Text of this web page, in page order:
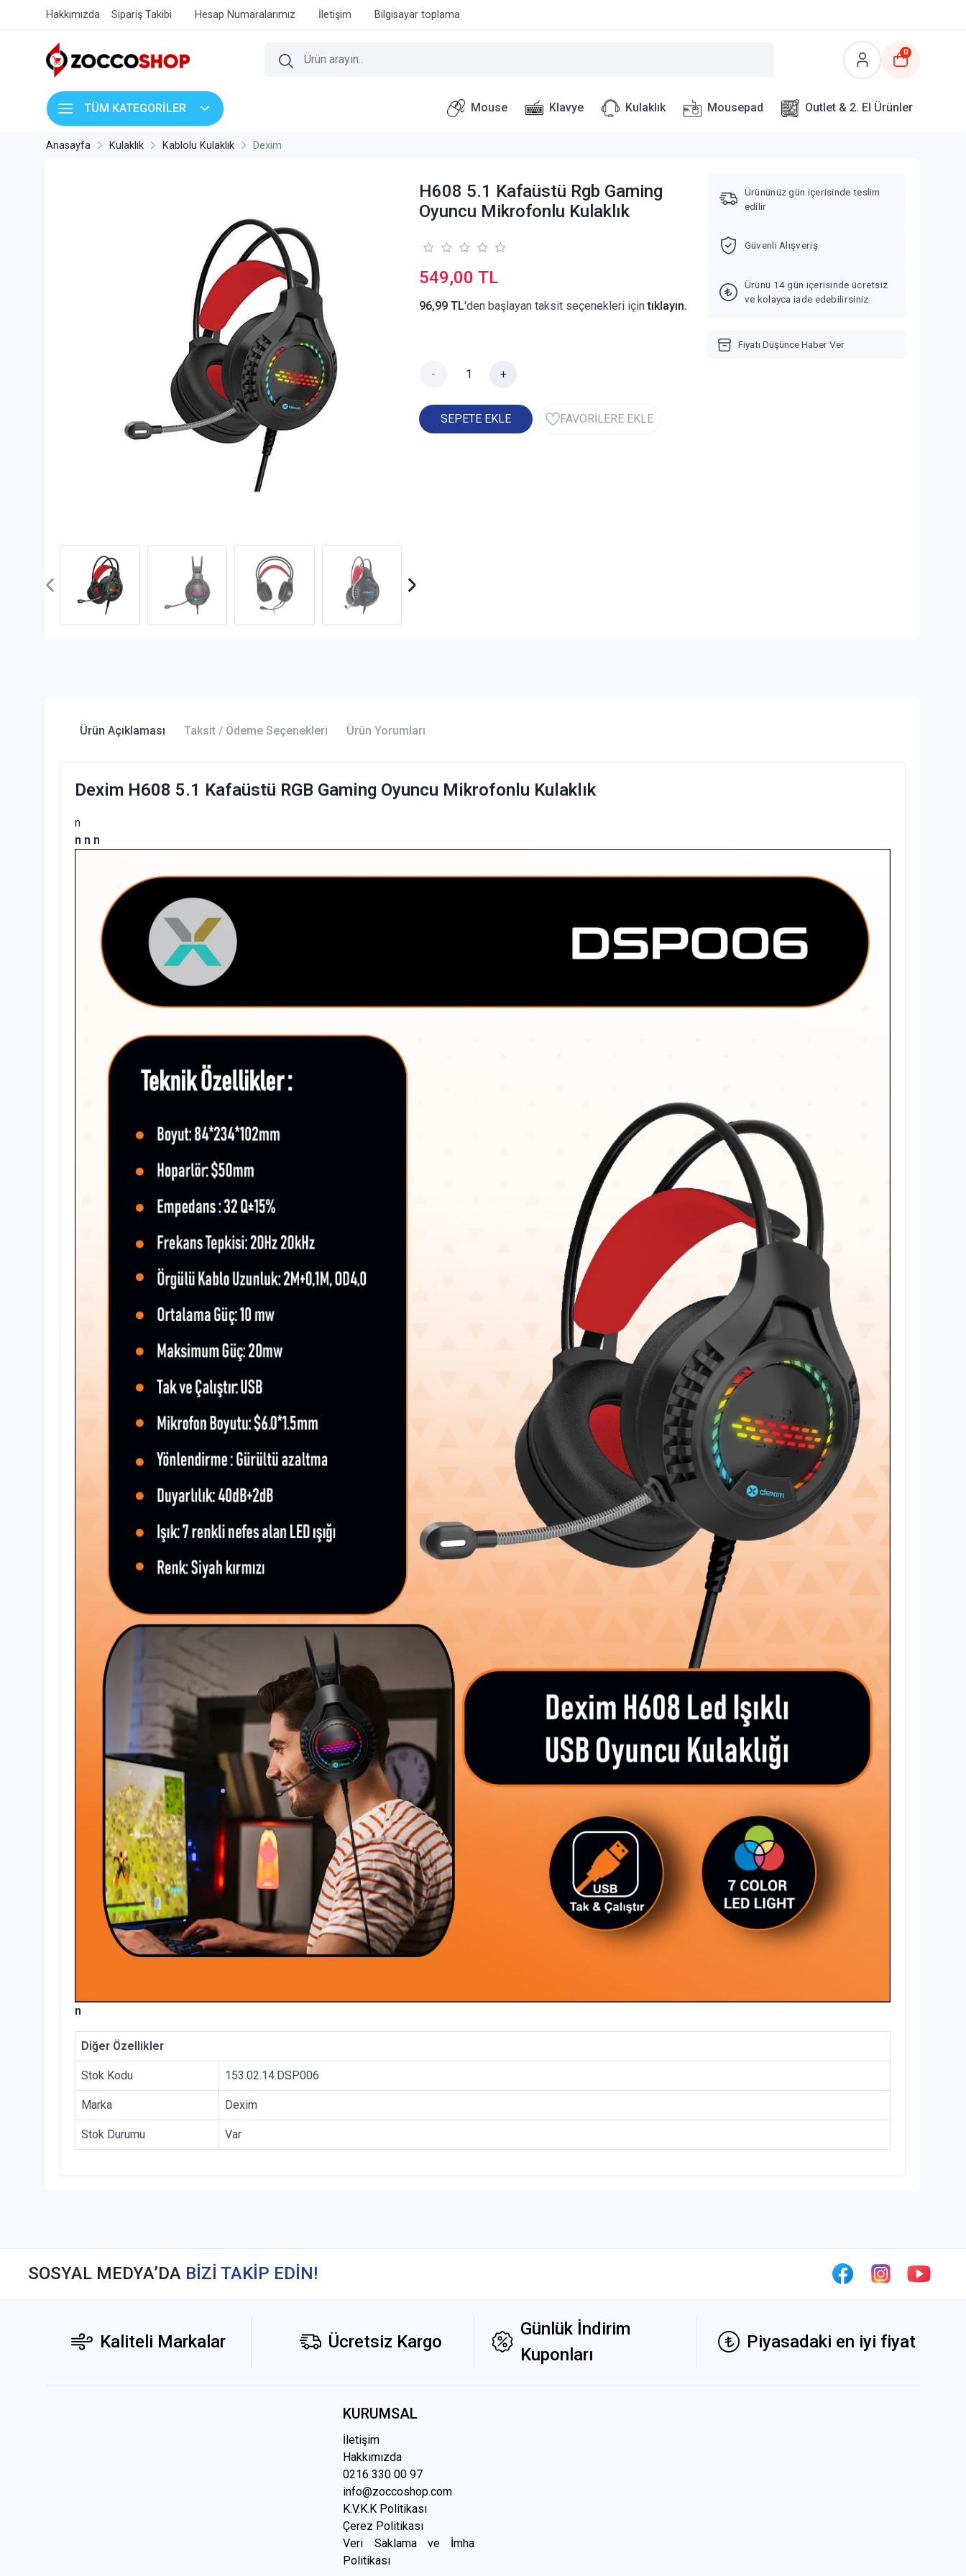
Hakkımızda Sipariş Takibi Hesap Numaralarımız İletişim Bilgisayar toplama
0
TÜM KATEGORİLER Mouse Klavye Kulaklık Mousepad Outlet & 2. El Ürünler
Anasayfa Kulaklık Kablolu Kulaklık Dexim
H608 5.1 Kafaüstü Rgb Gaming
Oyuncu Mikrofonlu Kulaklık
549,00 TL
96,99 TL'den başlayan taksit seçenekleri içintıklayın.
- +
SEPETE EKLE FAVORİLERE EKLE
Ürününüz gün içerisinde teslim
edilir
Güvenli Alışveriş
Ürünü 14 gün içerisinde ücretsiz
ve kolayca iade edebilirsiniz.
Fiyatı Düşünce Haber Ver
Ürün Açıklaması Taksit / Ödeme Seçenekleri Ürün Yorumları
Dexim H608 5.1 Kafaüstü RGB Gaming Oyuncu Mikrofonlu Kulaklık
n
n n n
n
Diğer Özellikler
Stok Kodu 153.02.14.DSP006
Marka Dexim
Stok Durumu Var
SOSYAL MEDYA’DA BİZİ TAKİP EDİN!
Kaliteli Markalar Ücretsiz Kargo
Günlük İndirim
Kuponları
Piyasadaki en iyi fiyat
KURUMSAL
İletişim
Hakkımızda
0216 330 00 97
info@zoccoshop.com
K.V.K.K Politikası
Çerez Politikası
Veri Saklama ve İmha
Politikası